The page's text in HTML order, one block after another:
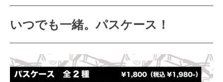
いつでも一緒。パスケース！